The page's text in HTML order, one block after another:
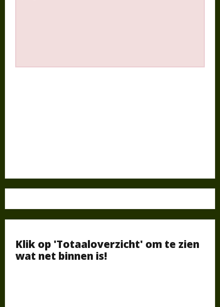
Klik op 'Totaaloverzicht' om te zien
wat net binnen is!